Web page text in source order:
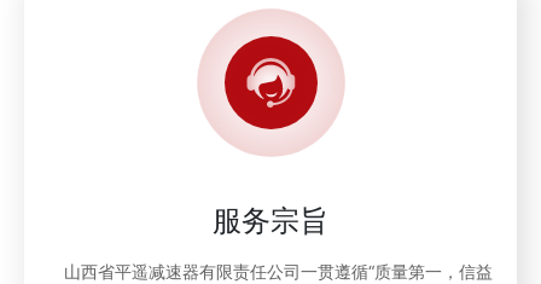
服务宗旨
山西省平遥减速器有限责任公司一贯遵循“质量第一，信益